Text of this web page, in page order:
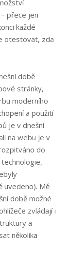
přece jen
každé
otestovat, zda
době
stránky,
moderního
a použití
je v dnešní
na webu je v
do
uvedeno). Mě
době možné
zvládají i
a
několika